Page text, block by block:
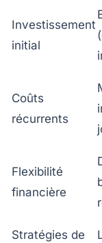
Investissement
initial
Coûts
récurrents
Flexibilité
financière
Stratégies de